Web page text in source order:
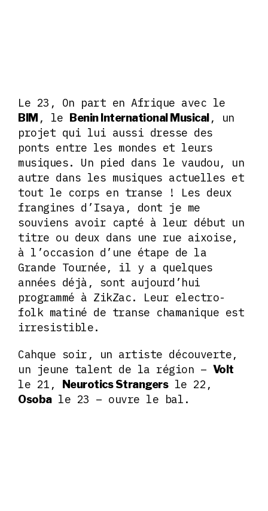
Le 23, On part en Afrique avec le
BIM , le Benin International Musical, un
projet qui lui aussi dresse des
ponts entre les mondes et leurs
musiques. Un pied dans le vaudou, un
autre dans les musiques actuelles et
tout le corps en transe ! Les deux
frangines d’Isaya, dont je me
souviens avoir capté à leur début un
titre ou deux dans une rue aixoise,
à l’occasion d’une étape de la
Grande Tournée, il y a quelques
années déjà, sont aujourd’hui
programmé à ZikZac. Leur electro-
folk matiné de transe chamanique est
irresistible.
Cahque soir, un artiste découverte,
un jeune talent de la région – Volt
le 21, Neurotics Strangersle 22,
Osobale 23 – ouvre le bal.